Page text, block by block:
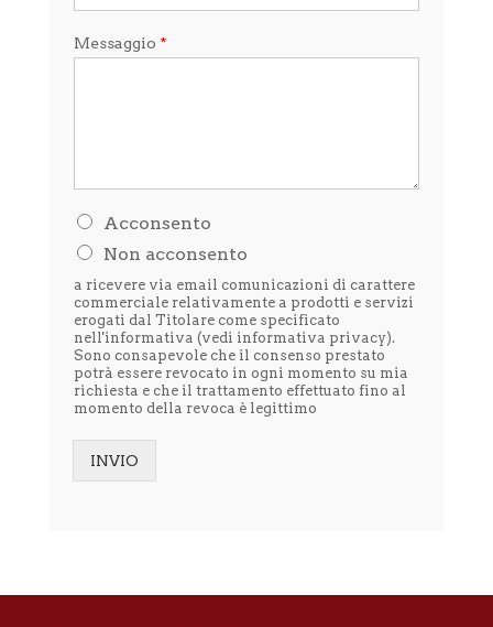
Messaggio *
H
l
e
t
t
o
l
i
n
f
r
a
Acconsento
Non acconsento
a ricevere via email comunicazioni di carattere
commerciale relativamente a prodotti e servizi
erogati dal Titolare come specificato
nell'informativa (vedi informativa privacy).
Sono consapevole che il consenso prestato
potrà essere revocato in ogni momento su mia
richiesta e che il trattamento effettuato fino al
momento della revoca è legittimo
INVIO